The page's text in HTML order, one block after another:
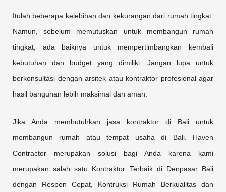
Itulah beberapa kelebihan dan kekurangan dari rumah tingkat.
Namun, sebelum memutuskan untuk membangun rumah
tingkat, ada baiknya untuk mempertimbangkan kembali
kebutuhan dan budget yang dimiliki. Jangan lupa untuk
berkonsultasi dengan arsitek atau kontraktor profesional agar
hasil bangunan lebih maksimal dan aman.
Jika Anda membutuhkan jasa kontraktor di Bali untuk
membangun rumah atau tempat usaha di Bali. Haven
Contractor merupakan solusi bagi Anda karena kami
merupakan salah satu Kontraktor Terbaik di Denpasar Bali
dengan Respon Cepat, Kontruksi Rumah Berkualitas dan